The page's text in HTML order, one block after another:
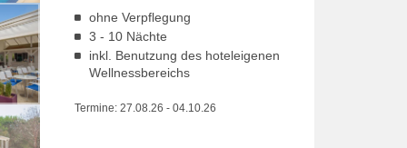
ohne Verpflegung
3 - 10 Nächte
inkl. Benutzung des hoteleigenen
Wellnessbereichs
Termine: 27.08.26 - 04.10.26